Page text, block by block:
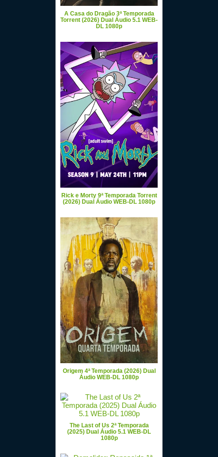
A Casa do Dragão 3ª Temporada
Torrent (2026) Dual Áudio 5.1 WEB-
DL 1080p
Rick e Morty 9ª Temporada Torrent
(2026) Dual Áudio WEB-DL 1080p
Origem 4ª Temporada (2026) Dual
Áudio WEB-DL 1080p
The Last of Us 2ª Temporada
(2025) Dual Áudio 5.1 WEB-DL
1080p